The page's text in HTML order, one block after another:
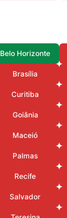
Belo Horizonte
Brasília
Curitiba
Goiânia
Maceió
Palmas
Recife
Salvador